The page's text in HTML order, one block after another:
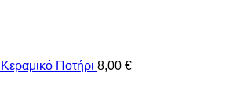
Κεραμικό Ποτήρι 8,00 €